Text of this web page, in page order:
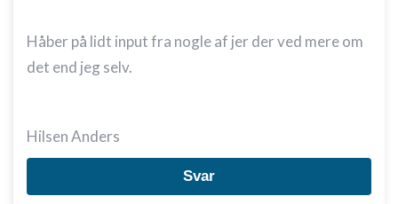
Håber på lidt input fra nogle af jer der ved mere om
det end jeg selv.
Hilsen Anders
Svar